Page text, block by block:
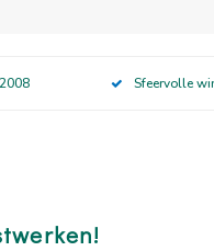
Sfeervolle